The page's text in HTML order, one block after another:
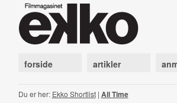
forside artikler
Du er her: Ekko Shortlist| All Time